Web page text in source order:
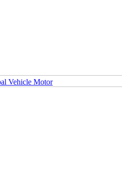
Vehicle Motor